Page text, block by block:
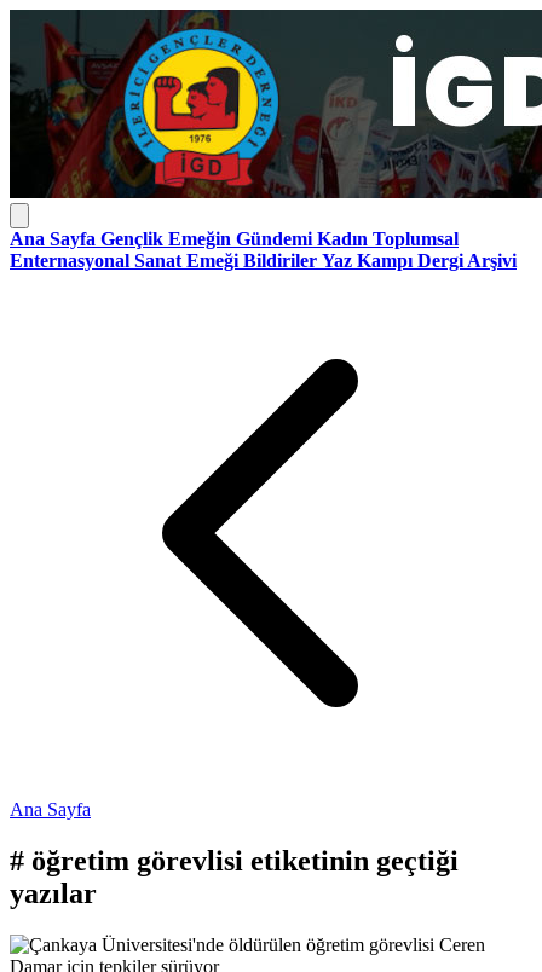
Ana Sayfa Gençlik Emeğin Gündemi Kadın Toplumsal
Enternasyonal Sanat Emeği Bildiriler Yaz Kampı Dergi Arşivi
Ana Sayfa
# öğretim görevlisi etiketinin geçtiği
yazılar